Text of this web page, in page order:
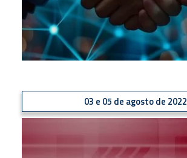
03 e 05 de agosto de 2022